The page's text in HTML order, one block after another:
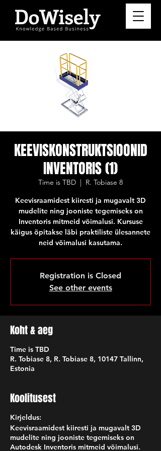
KEEVISKONSTRUKTSIOONID
INVENTORIS (1)
Time is TBD
  |
R. Tobiase 8
Keevisraamidest kiiresti ja mugavalt 3D
mudelite ning jooniste tegemiseks on
Inventoris mitmeid võimalusi. Kursuse
käigus õpitakse läbi praktiliste ülesannete
neid võimalusi kasutama.
Registration is Closed
See other events
Koht & aeg
Time is TBD
R. Tobiase 8, R. Tobiase 8, 10147 Tallinn,
Estonia
Koolitusest
Kirjeldus:
Keevisraamidest kiiresti ja mugavalt 3D
mudelite ning jooniste tegemiseks on
Autodesk Inventoris mitmeid võimalusi.